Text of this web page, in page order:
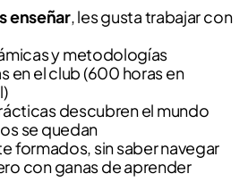
enseñar, les gusta trabajar con
y metodologías
en el club (600 horas en
descubren el mundo
se quedan
formados, sin saber navegar
con ganas de aprender